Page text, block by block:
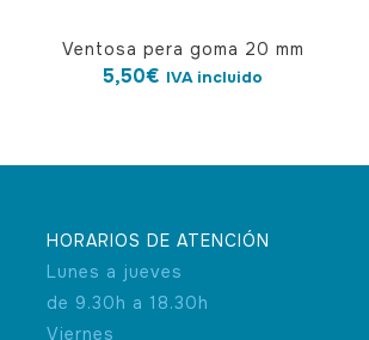
Ventosa pera goma 20 mm
5,50€ IVA incluido
HORARIOS DE ATENCIÓN
Lunes a jueves
de 9.30h a 18.30h
Viernes